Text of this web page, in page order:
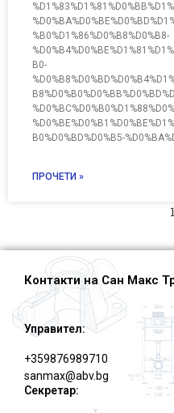
%B0%D1%86%D0%B8%D0%B8-
B0-
B0%D0%BD%D0%B5-
ПРОЧЕТИ »
1
Контакти на Сан Макс
Управител:
+359876989710
sanmax@abv.bg
Секретар: